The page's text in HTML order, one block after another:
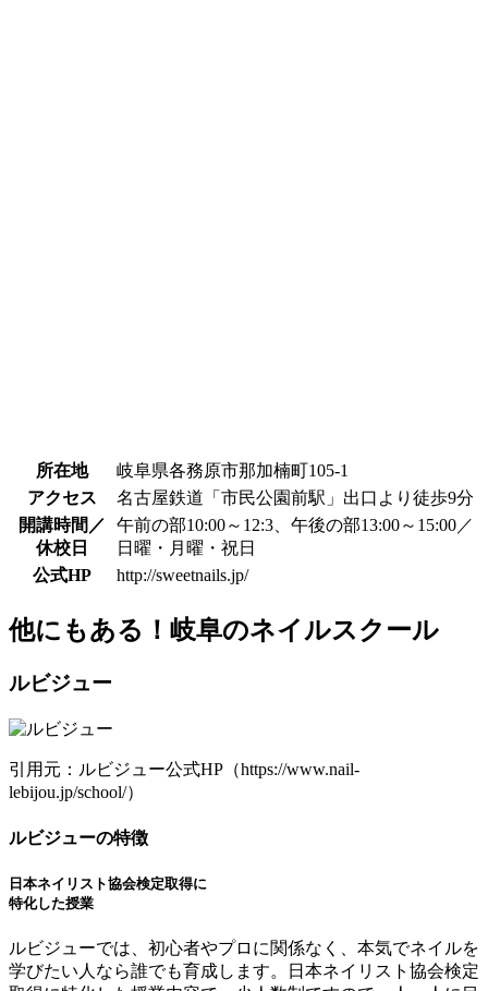
所在地
岐阜県各務原市那加楠町105-1
アクセス
名古屋鉄道「市民公園前駅」出口より徒歩9分
開講時間／
休校日
午前の部10:00～12:3、午後の部13:00～15:00／
日曜・月曜・祝日
公式HP
http://sweetnails.jp/
他にもある！岐阜のネイルスクール
ルビジュー
引用元：ルビジュー公式HP（https://www.nail-
lebijou.jp/school/）
ルビジューの特徴
日本ネイリスト協会検定取得に
特化した授業
ルビジューでは、初心者やプロに関係なく、本気でネイルを
学びたい人なら誰でも育成します。日本ネイリスト協会検定